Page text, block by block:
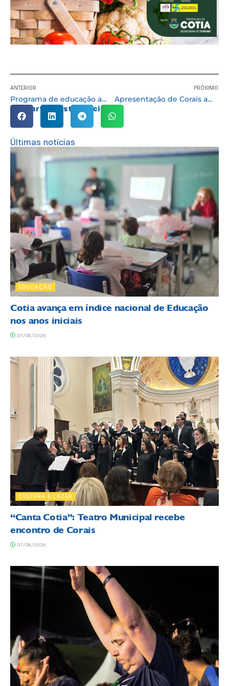
ANTERIOR
Programa de educação ambiental encerra ações do ano com certificação das escolas
PRÓXIMO
Apresentação de Corais ampliam a programação natalina de Cotia
Compartilhe esta notícia:
Últimas notícias
EDUCAÇÃO
Cotia avança em índice nacional de Educação
nos anos iniciais
07/08/2026
CULTURA E LAZER
“Canta Cotia”: Teatro Municipal recebe
encontro de Corais
07/08/2026